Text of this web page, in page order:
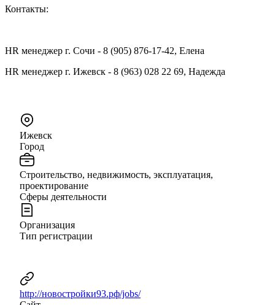
Контакты:
HR менеджер г. Сочи - 8 (905) 876-17-42, Елена
HR менеджер г. Ижевск - 8 (963) 028 22 69, Надежда
Ижевск
Город
Строительство, недвижимость, эксплуатация,
проектирование
Сферы деятельности
Организация
Тип регистрации
http://новостройки93.рф/jobs/